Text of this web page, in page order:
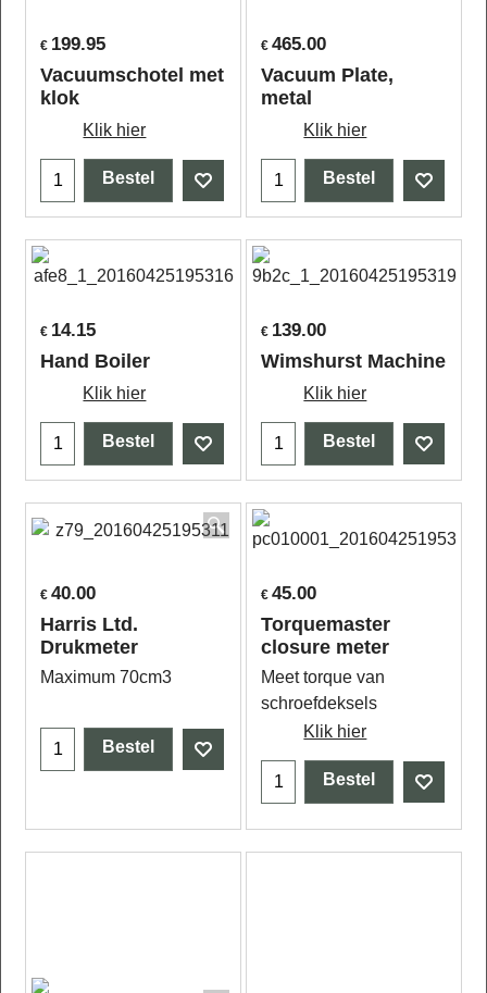
€ 199.95
Vacuumschotel met
klok
Klik hier
Bestel
€ 465.00
Vacuum Plate,
metal
Klik hier
Bestel
€ 14.15
Hand Boiler
Klik hier
Bestel
€ 139.00
Wimshurst Machine
Klik hier
Bestel
€ 40.00
Harris Ltd.
Drukmeter
Maximum 70cm3
Bestel
€ 45.00
Torquemaster
closure meter
Meet torque van
schroefdeksels
Klik hier
Bestel